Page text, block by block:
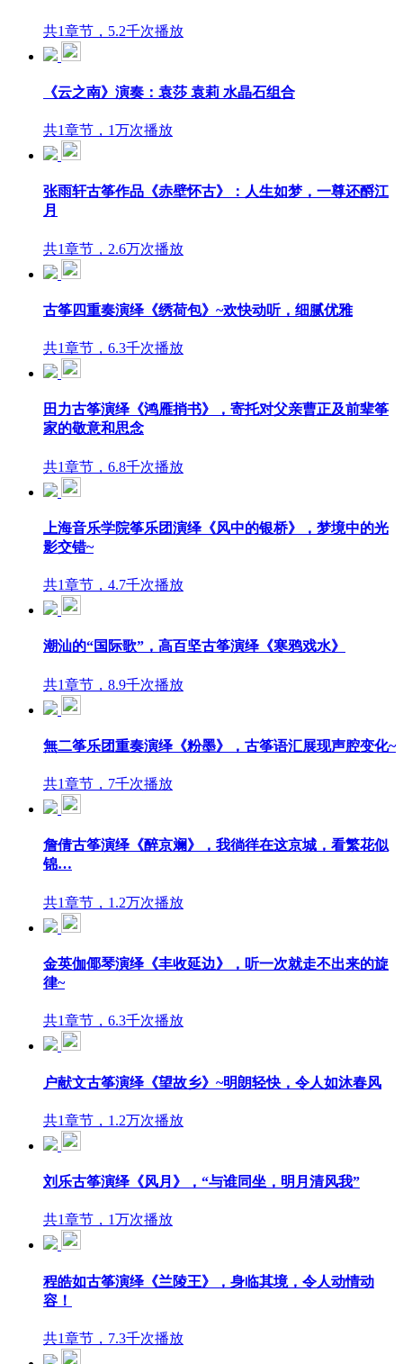
共1章节，5.2千次播放
《云之南》演奏：袁莎 袁莉 水晶石组合
共1章节，1万次播放
张雨轩古筝作品《赤壁怀古》：人生如梦，一尊还酹江
月
共1章节，2.6万次播放
古筝四重奏演绎《绣荷包》~欢快动听，细腻优雅
共1章节，6.3千次播放
田力古筝演绎《鸿雁捎书》，寄托对父亲曹正及前辈筝
家的敬意和思念
共1章节，6.8千次播放
上海音乐学院筝乐团演绎《风中的银桥》，梦境中的光
影交错~
共1章节，4.7千次播放
潮汕的“国际歌”，高百坚古筝演绎《寒鸦戏水》
共1章节，8.9千次播放
無二筝乐团重奏演绎《粉墨》，古筝语汇展现声腔变化~
共1章节，7千次播放
詹倩古筝演绎《醉京斓》，我徜徉在这京城，看繁花似
锦…
共1章节，1.2万次播放
金英伽倻琴演绎《丰收延边》，听一次就走不出来的旋
律~
共1章节，6.3千次播放
户献文古筝演绎《望故乡》~明朗轻快，令人如沐春风
共1章节，1.2万次播放
刘乐古筝演绎《风月》，“与谁同坐，明月清风我”
共1章节，1万次播放
程皓如古筝演绎《兰陵王》，身临其境，令人动情动
容！
共1章节，7.3千次播放